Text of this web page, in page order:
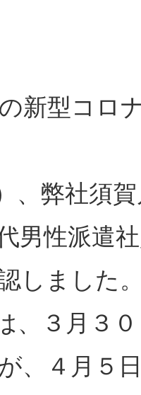
新型コロ
、弊社須
男性派遣
しました
、３月３
、４月５